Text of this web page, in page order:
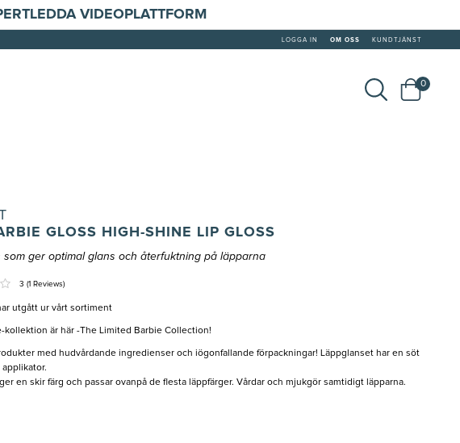
VIDEOPLATTFORM
LOGGA IN OM OSS KUNDTJÄNST
0
GLOSS HIGH-SHINE LIP GLOSS
som ger optimal glans och återfuktning på läpparna
3 (1 Reviews)
utgått ur vårt sortiment
kollektion är här -The Limited Barbie Collection!
med hudvårdande ingredienser och iögonfallande förpackningar! Läppglanset har en söt
applikator.
en skir färg och passar ovanpå de flesta läppfärger. Vårdar och mjukgör samtidigt läpparna.